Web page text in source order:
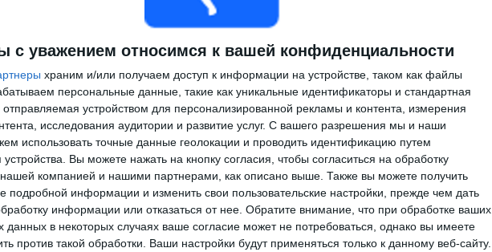
с уважением относимся к вашей конфиденциальности
храним и/или получаем доступ к информации на устройстве, таком как файлы
персональные данные, такие как уникальные идентификаторы и стандартная
устройством для персонализированной рекламы и контента, измерения
исследования аудитории и развитие услуг. С вашего разрешения мы и наши
использовать точные данные геолокации и проводить идентификацию путем
устройства. Вы можете нажать на кнопку согласия, чтобы согласиться на обработку
компанией и нашими партнерами, как описано выше. Также вы можете получить
подробной информации и изменить свои пользовательские настройки, прежде чем дать
информации или отказаться от нее. Обратите внимание, что при обработке ваших
данных в некоторых случаях ваше согласие может не потребоваться, однако вы имеете
против такой обработки. Ваши настройки будут применяться только к данному веб-сайту.